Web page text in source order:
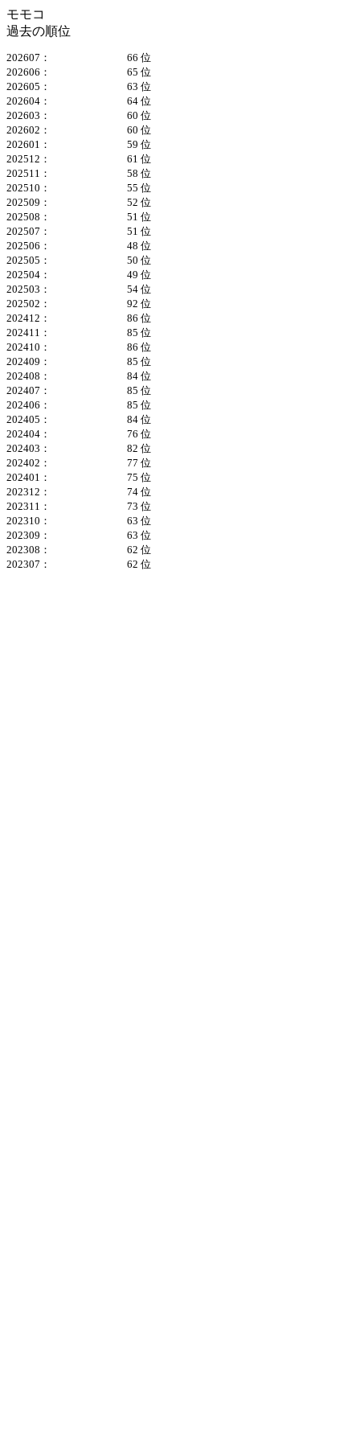
モモコ
過去の順位
202607：
66 位
202606：
65 位
202605：
63 位
202604：
64 位
202603：
60 位
202602：
60 位
202601：
59 位
202512：
61 位
202511：
58 位
202510：
55 位
202509：
52 位
202508：
51 位
202507：
51 位
202506：
48 位
202505：
50 位
202504：
49 位
202503：
54 位
202502：
92 位
202412：
86 位
202411：
85 位
202410：
86 位
202409：
85 位
202408：
84 位
202407：
85 位
202406：
85 位
202405：
84 位
202404：
76 位
202403：
82 位
202402：
77 位
202401：
75 位
202312：
74 位
202311：
73 位
202310：
63 位
202309：
63 位
202308：
62 位
202307：
62 位